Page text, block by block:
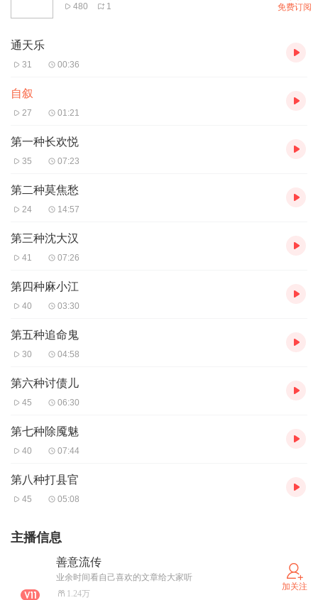
480 1 免费订阅
通天乐
31 00:36
自叙
27 01:21
第一种长欢悦
35 07:23
第二种莫焦愁
24 14:57
第三种沈大汉
41 07:26
第四种麻小江
40 03:30
第五种追命鬼
30 04:58
第六种讨债儿
45 06:30
第七种除魇魅
40 07:44
第八种打县官
45 05:08
主播信息
善意流传
业余时间看自己喜欢的文章给大家听
1.24万
加关注